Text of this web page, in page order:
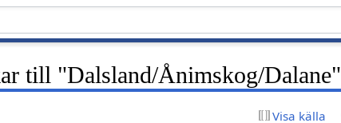
till "Dalsland/Ånimskog/Dalane"
Visa källa